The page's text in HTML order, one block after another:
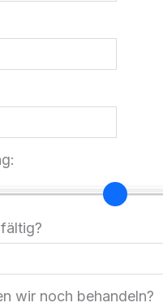
wir noch behandeln?